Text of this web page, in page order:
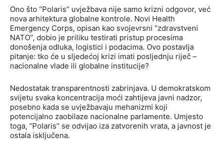
Ono što “Polaris” uvježbava nije samo krizni odgovor, već
nova arhitektura globalne kontrole. Novi Health
Emergency Corps, opisan kao svojevrsni “zdravstveni
NATO”, dobio je priliku testirati pristup procesima
donošenja odluka, logistici i podacima. Ovo postavlja
pitanje: tko će u sljedećoj krizi imati posljednju riječ –
nacionalne vlade ili globalne institucije?
Nedostatak transparentnosti zabrinjava. U demokratskom
svijetu svaka koncentracija moći zahtijeva javni nadzor,
posebno kada se uvježbavaju mehanizmi koji
potencijalno zaobilaze nacionalne parlamente. Umjesto
toga, “Polaris” se odvijao iza zatvorenih vrata, a javnost je
ostala isključena.